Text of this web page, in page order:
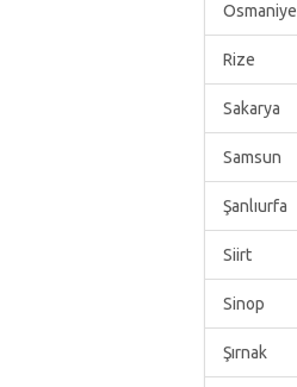
Osmaniye
Rize
Sakarya
Samsun
Şanlıurfa
Siirt
Sinop
Şırnak